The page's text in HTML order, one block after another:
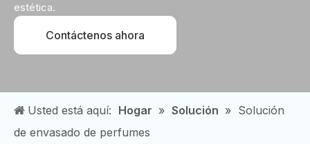
estética.
Contáctenos ahora
Usted está aquí: Hogar » Solución » Solución
de envasado de perfumes